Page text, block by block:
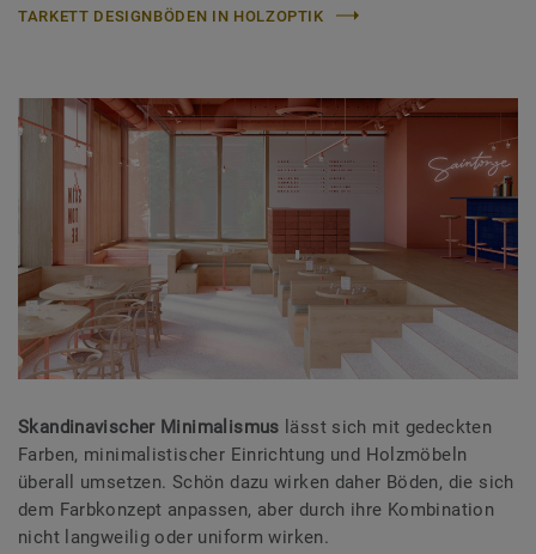
TARKETT DESIGNBÖDEN IN HOLZOPTIK
Skandinavischer Minimalismus lässt sich mit gedeckten
Farben, minimalistischer Einrichtung und Holzmöbeln
überall umsetzen. Schön dazu wirken daher Böden, die sich
dem Farbkonzept anpassen, aber durch ihre Kombination
nicht langweilig oder uniform wirken.